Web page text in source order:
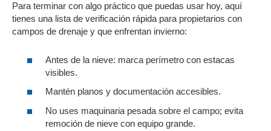
Para terminar con algo práctico que puedas usar hoy, aquí
tienes una lista de verificación rápida para propietarios con
campos de drenaje y que enfrentan invierno:
Antes de la nieve: marca perímetro con estacas
visibles.
Mantén planos y documentación accesibles.
No uses maquinaria pesada sobre el campo; evita
remoción de nieve con equipo grande.